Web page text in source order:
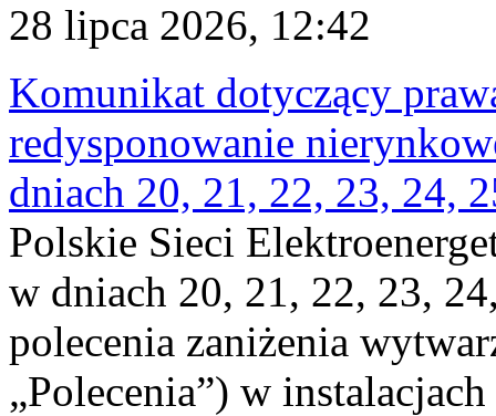
28 lipca 2026, 12:42
Komunikat dotyczący
redysponowanie
dniach 20, 21, 22, 23, 24,
Polskie Sieci
w dniach 20, 21, 22, 23,
polecenia zaniżenia
„Polecenia”) w